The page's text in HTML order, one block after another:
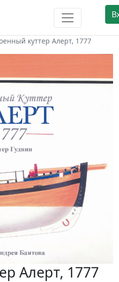
куттер Алерт, 1777
Алерт, 1777